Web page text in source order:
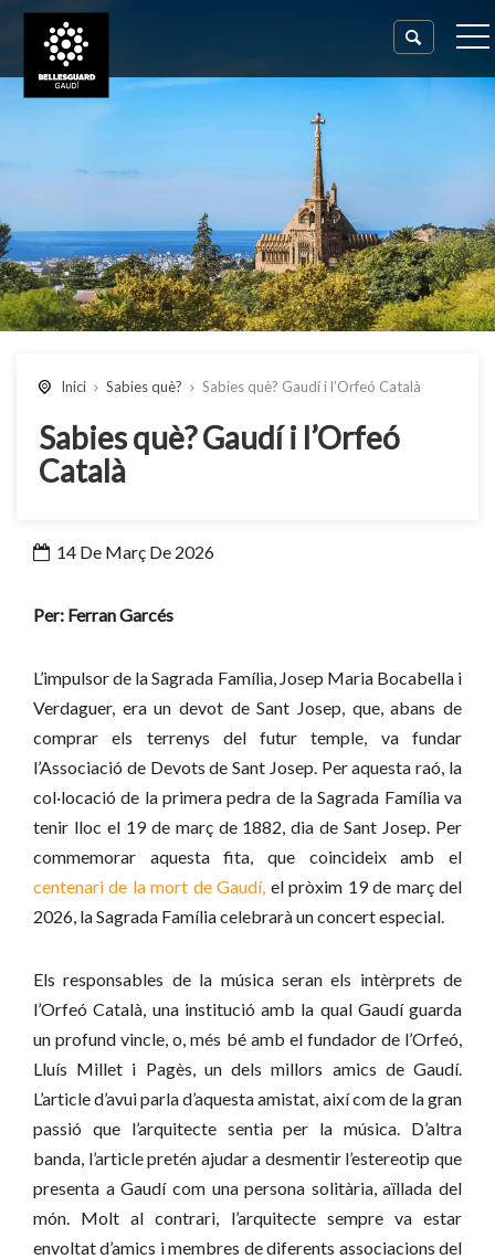
Inici Sabies què? Sabies què? Gaudí i l’Orfeó Català
Sabies què? Gaudí i l’Orfeó
Català
14 De Març De 2026
Per: Ferran Garcés
L’impulsor de la Sagrada Família, Josep Maria Bocabella i
Verdaguer, era un devot de Sant Josep, que, abans de
comprar els terrenys del futur temple, va fundar
l’Associació de Devots de Sant Josep. Per aquesta raó, la
col·locació de la primera pedra de la Sagrada Família va
tenir lloc el 19 de març de 1882, dia de Sant Josep. Per
commemorar aquesta fita, que coincideix amb el
centenari de la mort de Gaudí, el pròxim 19 de març del
2026, la Sagrada Família celebrarà un concert especial.
Els responsables de la música seran els intèrprets de
l’Orfeó Català, una institució amb la qual Gaudí guarda
un profund vincle, o, més bé amb el fundador de l’Orfeó,
Lluís Millet i Pagès, un dels millors amics de Gaudí.
L’article d’avui parla d’aquesta amistat, així com de la gran
passió que l’arquitecte sentia per la música. D’altra
banda, l’article pretén ajudar a desmentir l’estereotip que
presenta a Gaudí com una persona solitària, aïllada del
món. Molt al contrari, l’arquitecte sempre va estar
envoltat d’amics i membres de diferents associacions del